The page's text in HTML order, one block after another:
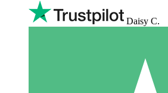
Daisy C.